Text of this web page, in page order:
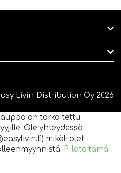
Livin' Distribution Oy 2026
on tarkoitettu
Ole yhteydessä
mikäli olet
Piilota tämä